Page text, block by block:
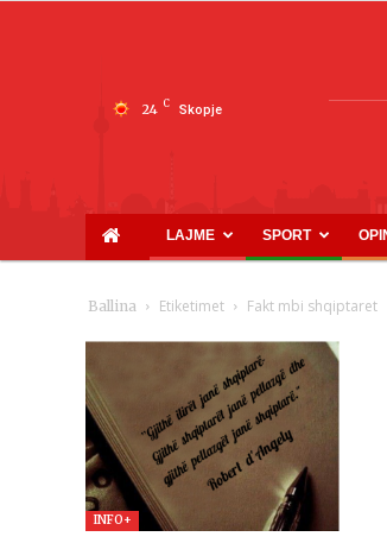
24 C Skopje
LAJME SPORT
Ballina Etiketimet Fakt mbi shqiptaret
INFO+